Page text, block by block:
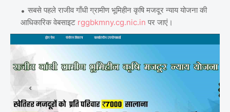
सबसे पहले राजीव गाँधी ग्रामीण भूमिहीन कृषि मजदूर न्याय योजना की
आधिकारिक वेबसाइट rggbkmny.cg.nic.in पर जाएं।